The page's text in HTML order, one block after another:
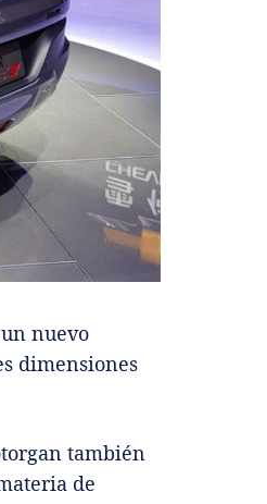
nuevo
dimensiones
también
de